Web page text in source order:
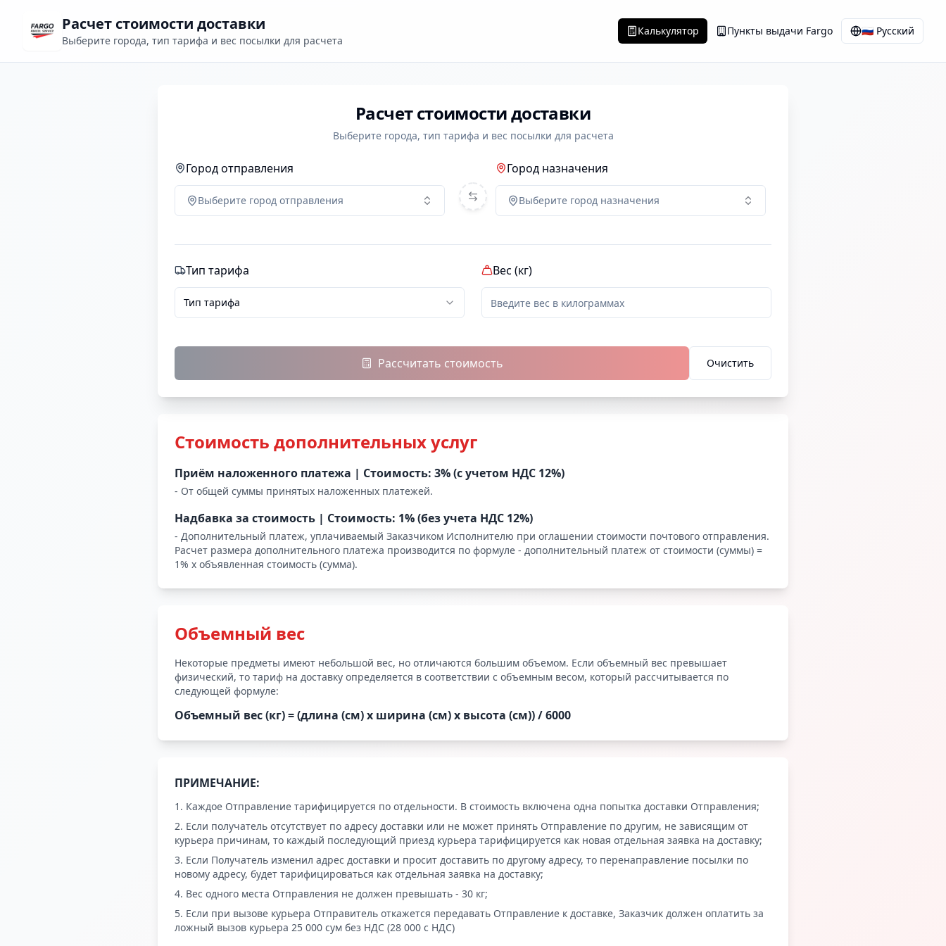
Расчет стоимости доставки
Выберите города, тип тарифа и вес посылки для расчета
Калькулятор Пункты выдачи Fargo 🇷🇺 Русский
Расчет стоимости доставки
Выберите города, тип тарифа и вес посылки для расчета
Город отправления
Выберите город отправления
Город назначения
Выберите город назначения
Тип тарифа
Тип тарифа
Вес (кг)
Рассчитать стоимость Очистить
Стоимость дополнительных услуг
Приём наложенного платежа | Стоимость: 3% (с учетом НДС 12%)
- От общей суммы принятых наложенных платежей.
Надбавка за стоимость | Стоимость: 1% (без учета НДС 12%)
- Дополнительный платеж, уплачиваемый Заказчиком Исполнителю при оглашении стоимости почтового отправления.
Расчет размера дополнительного платежа производится по формуле - дополнительный платеж от стоимости (суммы) =
1% x объявленная стоимость (сумма).
Объемный вес
Некоторые предметы имеют небольшой вес, но отличаются большим объемом. Если объемный вес превышает
физический, то тариф на доставку определяется в соответствии с объемным весом, который рассчитывается по
следующей формуле:
Объемный вес (кг) = (длина (см) х ширина (см) х высота (см)) / 6000
ПРИМЕЧАНИЕ:
Каждое Отправление тарифицируется по отдельности. В стоимость включена одна попытка доставки Отправления;
Если получатель отсутствует по адресу доставки или не может принять Отправление по другим, не зависящим от
курьера причинам, то каждый последующий приезд курьера тарифицируется как новая отдельная заявка на доставку;
Если Получатель изменил адрес доставки и просит доставить по другому адресу, то перенаправление посылки по
новому адресу, будет тарифицироваться как отдельная заявка на доставку;
Вес одного места Отправления не должен превышать - 30 кг;
Если при вызове курьера Отправитель откажется передавать Отправление к доставке, Заказчик должен оплатить за
ложный вызов курьера 25 000 сум без НДС (28 000 с НДС)